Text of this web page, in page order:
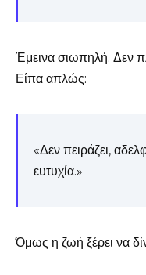
Έμεινα σιωπηλή. Δεν
Είπα απλώς:
«Δεν πειράζει,
ευτυχία.»
Όμως η ζωή ξέρει να